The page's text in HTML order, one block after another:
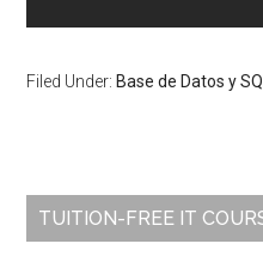
Filed Under: Base de Datos y
Primary
Sidebar
TUITION-FREE IT